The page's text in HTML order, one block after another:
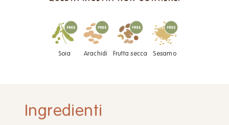
Soia Arachidi Frutta secca Sesamo
Ingredienti